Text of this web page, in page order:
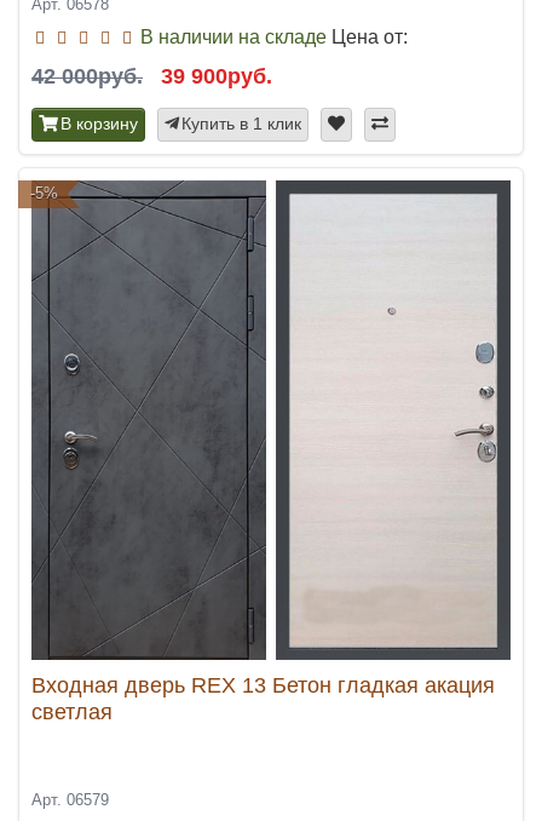
Арт. 06578
В наличии на складе Цена от:
42 000руб. 39 900руб.
В корзину Купить в 1 клик
-5%
Входная дверь REX 13 Бетон гладкая акация
светлая
Арт. 06579